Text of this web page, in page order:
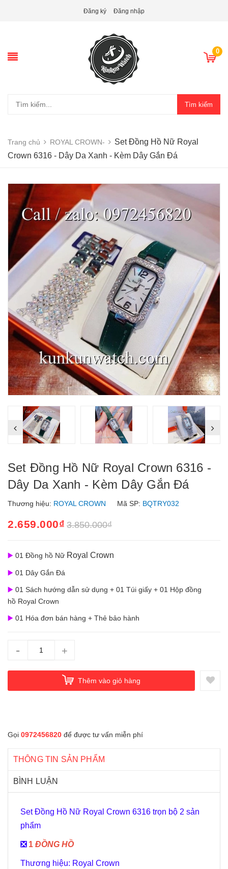
Đăng ký Đăng nhập
0
Tìm kiếm
Trang chủ ROYAL CROWN-
Set Đồng Hồ Nữ Royal
Crown 6316 - Dây Da Xanh - Kèm Dây Gắn Đá
Set Đồng Hồ Nữ Royal Crown 6316 -
Dây Da Xanh - Kèm Dây Gắn Đá
Thương hiệu: ROYAL CROWN Mã SP: BQTRY032
2.659.000₫ 3.850.000₫
▶️ 01 Đồng hồ Nữ Royal Crown
▶️ 01 Dây Gắn Đá
▶️ 01 Sách hướng dẫn sử dụng + 01 Túi giấy + 01 Hộp đồng
hồ Royal Crown
▶️ 01 Hóa đơn bán hàng + Thẻ bảo hành
- +
Thêm vào giỏ hàng
Gọi 0972456820 để được tư vấn miễn phí
THÔNG TIN SẢN PHẨM
BÌNH LUẬN
Set Đồng Hồ Nữ Royal Crown 6316 trọn bộ 2 sản
phẩm
️❎ 1 ĐỒNG HỒ
Thương hiệu: Royal Crown